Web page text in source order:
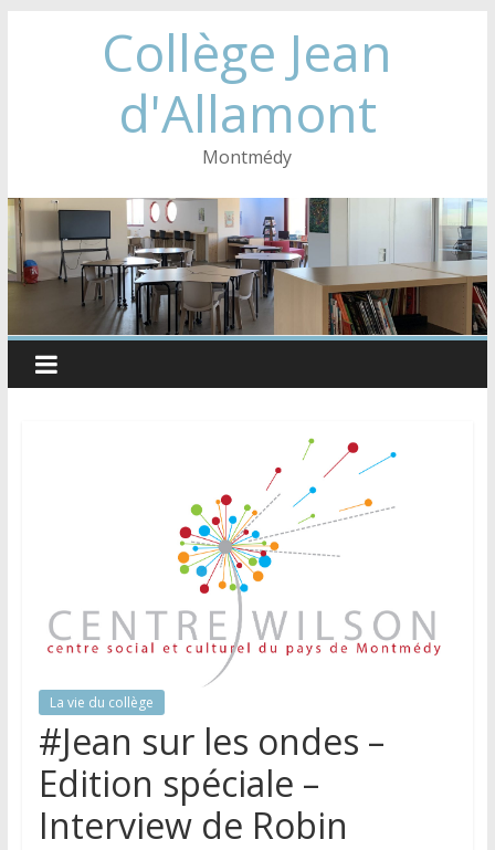
Collège Jean
d'Allamont
Montmédy
La vie du collège
#Jean sur les ondes –
Edition spéciale –
Interview de Robin